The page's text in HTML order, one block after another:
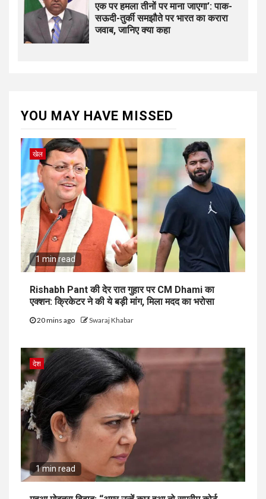
एक पर हमला तीनों पर माना जाएगा’: पाक-
सऊदी-तुर्की समझौते पर भारत का करारा
जवाब, जानिए क्या कहा
YOU MAY HAVE MISSED
खेल
1 min read
Rishabh Pant की देर रात गुहार पर CM Dhami का
एक्शन: क्रिकेटर ने की ये बड़ी मांग, मिला मदद का भरोसा
20 mins ago Swaraj Khabar
देश
1 min read